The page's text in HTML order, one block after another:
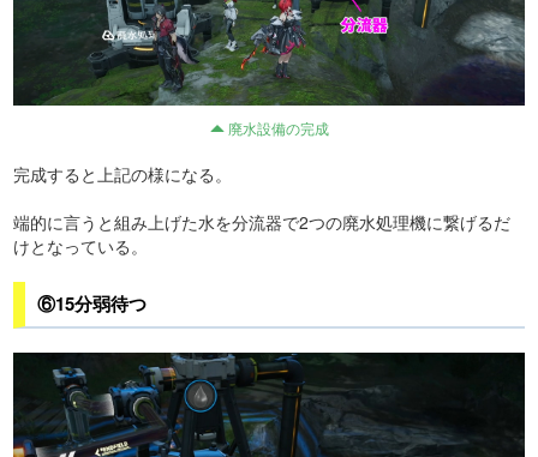
廃水設備の完成
完成すると上記の様になる。
端的に言うと組み上げた水を分流器で2つの廃水処理機に繋げるだ
けとなっている。
⑥15分弱待つ